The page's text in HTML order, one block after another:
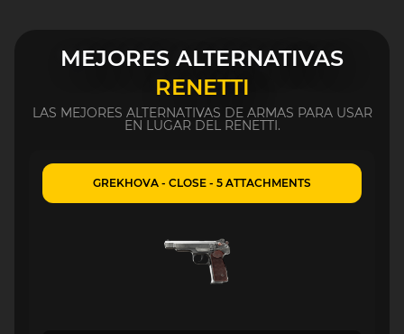
MEJORES ALTERNATIVAS
RENETTI
LAS MEJORES ALTERNATIVAS DE ARMAS PARA USAR
EN LUGAR DEL RENETTI.
GREKHOVA - CLOSE - 5 ATTACHMENTS